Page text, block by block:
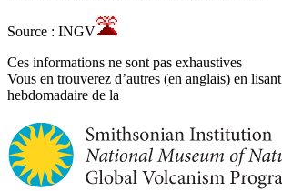
Source : INGV
Ces informations ne sont pas exhaustives
Vous en trouverez d’autres (en anglais) en
hebdomadaire de la